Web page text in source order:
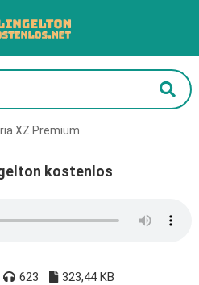
XZ Premium
kostenlos
623 323,44 KB